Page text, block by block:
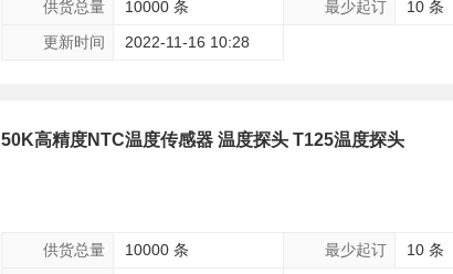
供货总量 10000 条 最少起订
10 条
更新时间
2022-11-16 10:28
50K高精度NTC温度传感器 温度探头 T125温度探头
供货总量 10000 条 最少起订
10 条